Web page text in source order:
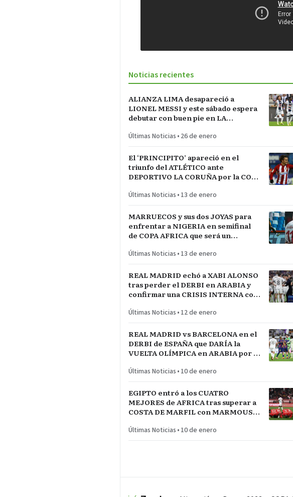
Noticias recientes
ALIANZA LIMA desapareció a
LIONEL MESSI y este sábado espera
debutar con buen pie en LA
Últimas Noticias • 26 de enero
El ‘PRINCIPITO’ apareció en el
triunfo del ATLÉTICO ante
DEPORTIVO LA CORUÑA por la COPA
Últimas Noticias • 13 de enero
MARRUECOS y sus dos JOYAS para
enfrentar a NIGERIA en semifinal
de COPA AFRICA que será un
reservado
Últimas Noticias • 13 de enero
REAL MADRID echó a XABI ALONSO
tras perder el DERBI en ARABIA y
confirmar una CRISIS INTERNA con
Últimas Noticias • 12 de enero
REAL MADRID vs BARCELONA en el
DERBI de ESPAÑA que DARÍA la
VUELTA OLÍMPICA en ARABIA por el
Últimas Noticias • 10 de enero
EGIPTO entró a los CUATRO
MEJORES de AFRICA tras superar a
COSTA DE MARFIL con MARMOUSH
Últimas Noticias • 10 de enero